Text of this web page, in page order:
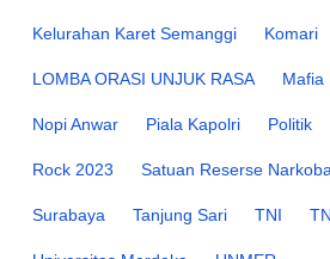
Kelurahan Karet Semanggi Komari
LOMBA ORASI UNJUK RASA Mafia
Nopi Anwar Piala Kapolri Politik
Rock 2023 Satuan Reserse
Surabaya Tanjung Sari TNI